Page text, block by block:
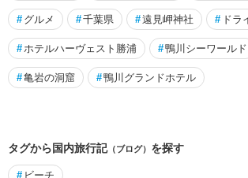
# グルメ #千葉県 #遠見岬神社 # ドラ
# ホテルハーヴェスト勝浦 #鴨川シーワールド
#亀岩の洞窟 #鴨川グランドホテル
タグから国内旅行記（ブログ） を探す
# ビーチ